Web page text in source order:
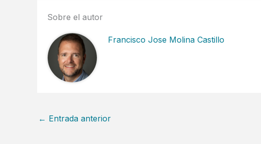
Sobre el autor
Francisco Jose Molina Castillo
← Entrada anterior